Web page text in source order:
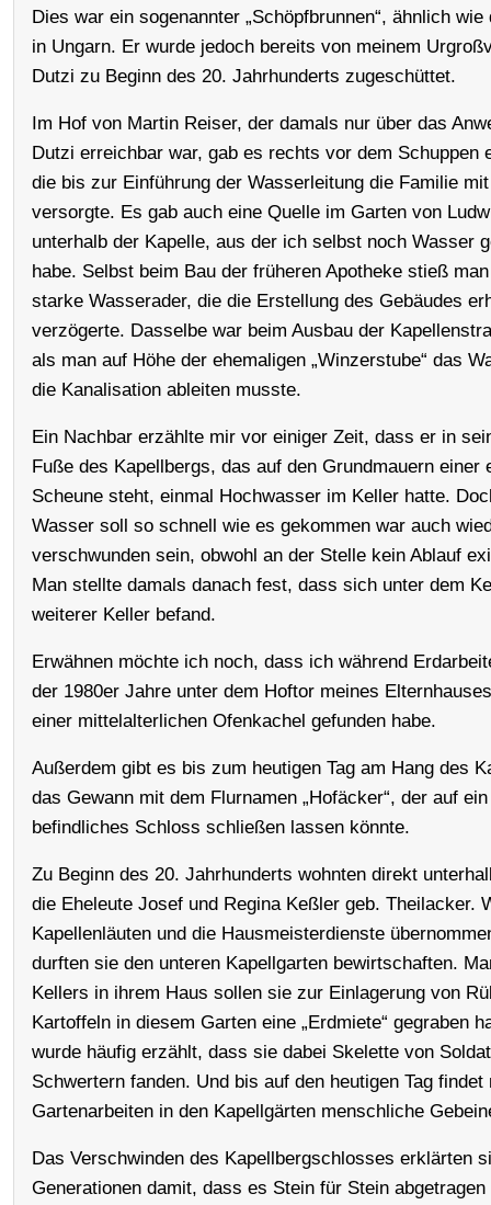
Dies war ein sogenannter „Schöpfbrunnen“, ähnlich wie
in Ungarn. Er wurde jedoch bereits von meinem
Dutzi zu Beginn des 20. Jahrhunderts zugeschüttet.
Im Hof von Martin Reiser, der damals nur über das
Dutzi erreichbar war, gab es rechts vor dem Schuppen
die bis zur Einführung der Wasserleitung die Familie
versorgte. Es gab auch eine Quelle im Garten von
unterhalb der Kapelle, aus der ich selbst noch Wasser
habe. Selbst beim Bau der früheren Apotheke stieß
starke Wasserader, die die Erstellung des Gebäudes
verzögerte. Dasselbe war beim Ausbau der
als man auf Höhe der ehemaligen „Winzerstube“ das
die Kanalisation ableiten musste.
Ein Nachbar erzählte mir vor einiger Zeit, dass er in
Fuße des Kapellbergs, das auf den Grundmauern einer
Scheune steht, einmal Hochwasser im Keller hatte.
Wasser soll so schnell wie es gekommen war auch
verschwunden sein, obwohl an der Stelle kein Ablauf
Man stellte damals danach fest, dass sich unter dem
weiterer Keller befand.
Erwähnen möchte ich noch, dass ich während
der 1980er Jahre unter dem Hoftor meines
einer mittelalterlichen Ofenkachel gefunden habe.
Außerdem gibt es bis zum heutigen Tag am Hang des
das Gewann mit dem Flurnamen „Hofäcker“, der auf
befindliches Schloss schließen lassen könnte.
Zu Beginn des 20. Jahrhunderts wohnten direkt
die Eheleute Josef und Regina Keßler geb. Theilacker.
Kapellenläuten und die Hausmeisterdienste
durften sie den unteren Kapellgarten bewirtschaften.
Kellers in ihrem Haus sollen sie zur Einlagerung von
Kartoffeln in diesem Garten eine „Erdmiete“ gegraben
wurde häufig erzählt, dass sie dabei Skelette von
Schwertern fanden. Und bis auf den heutigen Tag findet
Gartenarbeiten in den Kapellgärten menschliche
Das Verschwinden des Kapellbergschlosses erklärten
Generationen damit, dass es Stein für Stein abgetragen